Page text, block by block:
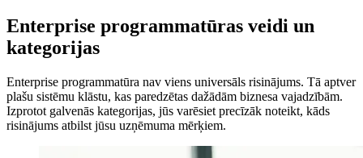
Enterprise programmatūras veidi un
kategorijas
Enterprise programmatūra nav viens universāls risinājums. Tā aptver
plašu sistēmu klāstu, kas paredzētas dažādām biznesa vajadzībām.
Izprotot galvenās kategorijas, jūs varēsiet precīzāk noteikt, kāds
risinājums atbilst jūsu uzņēmuma mērķiem.